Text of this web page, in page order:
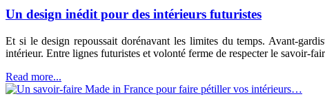
Un design inédit pour des intérieurs futuristes
Et si le design repoussait dorénavant les limites du temps. Avant-
intérieur. Entre lignes futuristes et volonté ferme de respecter le savoir-
Read more...